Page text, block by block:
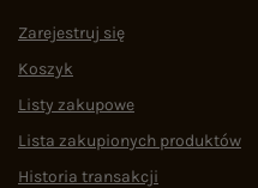
Zarejestruj się
Koszyk
Listy zakupowe
Lista zakupionych produktów
Historia transakcji